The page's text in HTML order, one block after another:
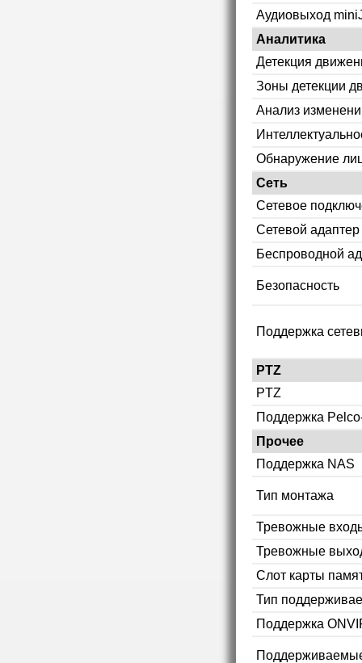
Аудиовыход
Аналитика
Детекция
Зоны детекции
Анализ
Обнаружение
Сеть
Сетевое
Сетевой адаптер
Беспроводной
Безопасность
Поддержка
PTZ
PTZ
Поддержка
Прочее
Поддержка NAS
Тип монтажа
Тревожные
Тревожные
Слот карты
Тип
Поддержка